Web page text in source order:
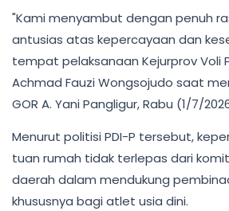
"Kami menyambut dengan penuh
antusias atas kepercayaan dan
tempat pelaksanaan Kejurprov Voli
Achmad Fauzi Wongsojudo saat
GOR A. Yani Pangligur, Rabu (1/7/
Menurut politisi PDI-P tersebut,
tuan rumah tidak terlepas dari
daerah dalam mendukung
khususnya bagi atlet usia dini.